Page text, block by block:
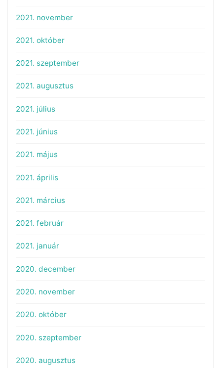
2021. november
2021. október
2021. szeptember
2021. augusztus
2021. július
2021. június
2021. május
2021. április
2021. március
2021. február
2021. január
2020. december
2020. november
2020. október
2020. szeptember
2020. augusztus